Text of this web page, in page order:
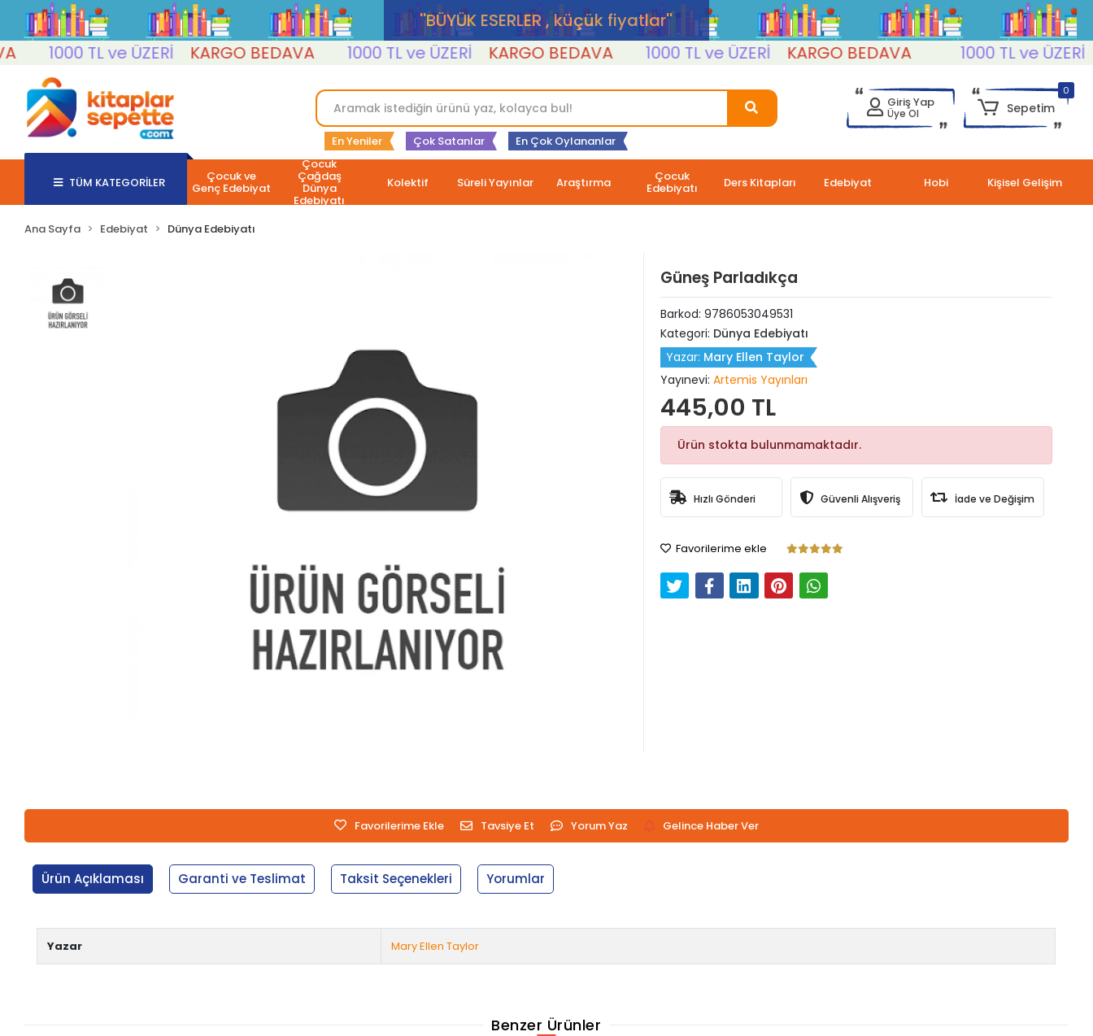
''BÜYÜK ESERLER , küçük fiyatlar''
1000 TL ve ÜZERİ
KARGO BEDAVA 1000 TL ve ÜZERİ KARGO BEDAVA 1000 TL ve ÜZERİ KARGO BEDAVA 1000 TL ve ÜZERİ
En Yeniler Çok Satanlar En Çok Oylananlar
Giriş Yap
Üye Ol
0
Sepetim
TÜM KATEGORİLER Çocuk ve
Genç Edebiyat
Çocuk
Çağdaş
Dünya
Edebiyatı
Kolektif Süreli Yayınlar Araştırma Çocuk
Edebiyatı Ders Kitapları Edebiyat Hobi Kişisel Gelişim
Ana Sayfa Edebiyat Dünya Edebiyatı
Güneş Parladıkça
Barkod: 9786053049531
Kategori: Dünya Edebiyatı
Yazar: Mary Ellen Taylor
Yayınevi: Artemis Yayınları
445,00 TL
Ürün stokta bulunmamaktadır.
Hızlı Gönderi Güvenli Alışveriş İade ve Değişim
Favorilerime ekle
Favorilerime Ekle Tavsiye Et Yorum Yaz Gelince Haber Ver
Ürün Açıklaması Garanti ve Teslimat Taksit Seçenekleri Yorumlar
Yazar Mary Ellen Taylor
Benzer Ürünler